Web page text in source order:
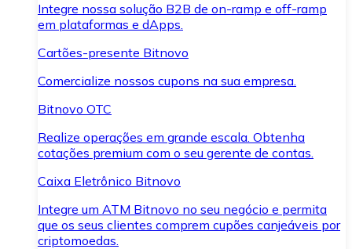
Integre nossa solução B2B de on-ramp e off-ramp
em plataformas e dApps.
Cartões-presente Bitnovo
Comercialize nossos cupons na sua empresa.
Bitnovo OTC
Realize operações em grande escala. Obtenha
cotações premium com o seu gerente de contas.
Caixa Eletrônico Bitnovo
Integre um ATM Bitnovo no seu negócio e permita
que os seus clientes comprem cupões canjeáveis por
criptomoedas.